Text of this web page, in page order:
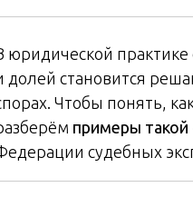
юридической
долей становится
Чтобы понять,
примеры такой
судебных